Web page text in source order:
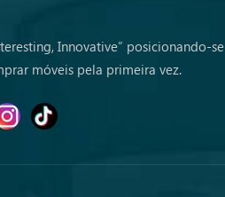
Innovative” posicionando-se
móveis pela primeira vez.